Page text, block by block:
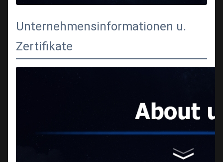
Unternehmensinformationen u.
Zertifikate